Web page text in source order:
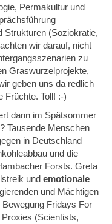
Permakultur und
Strukturen (Soziokratie,
wir darauf, nicht
zu
Graswurzelprojekte,
geben uns da redlich
Früchte. Toll! :-)
dann im Spätsommer
Tausende Menschen
in Deutschland
und die
Forsts. Greta
und emotionale
und Mächtigen
Bewegung Fridays For
(Scientists,